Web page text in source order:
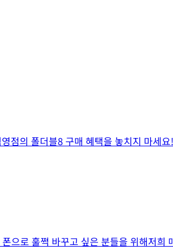
점의 폴더블8 구매 혜택을 놓치지 마세
으로 훌쩍 바꾸고 싶은 분들을 위해저희